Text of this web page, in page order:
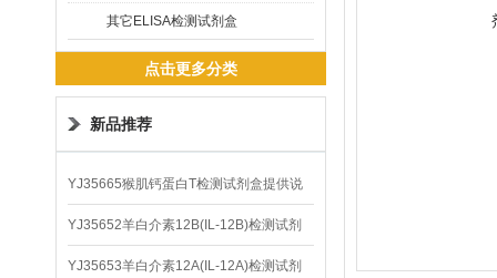
其它ELISA检测试剂盒
点击更多分类
新品推荐
YJ35665猴肌钙蛋白T检测试剂盒提供说
明书
YJ35652羊白介素12B(IL-12B)检测试剂
盒
YJ35653羊白介素12A(IL-12A)检测试剂